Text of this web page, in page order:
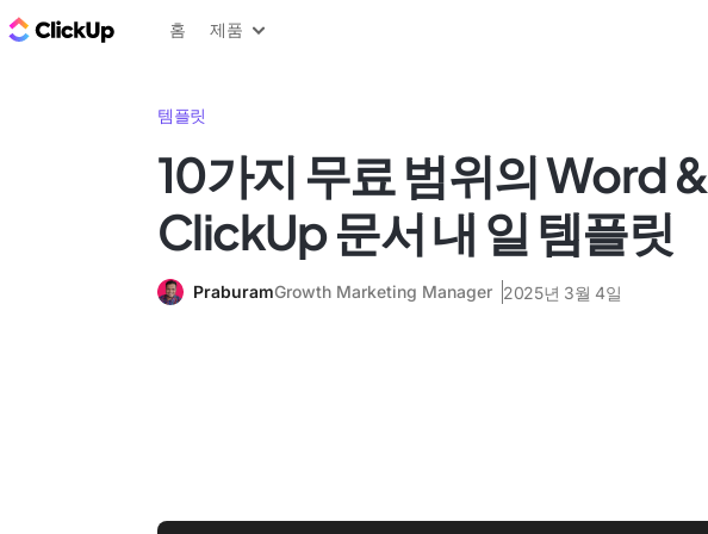
ClickUp 블로그
홈 제품
템플릿
10가지 무료 범위의 Word &
ClickUp 문서 내 일 템플릿
PraburamGrowth Marketing Manager 2025년 3월 4일